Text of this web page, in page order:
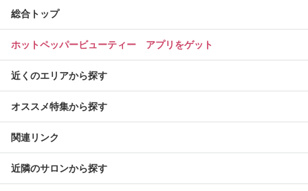
総合トップ
ホットペッパービューティー アプリをゲット
近くのエリアから探す
オススメ特集から探す
関連リンク
近隣のサロンから探す